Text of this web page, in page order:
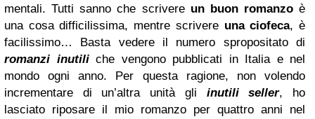
mentali. Tutti sanno che scrivere un buon romanzoè
una cosa difficilissima, mentre scrivere una ciofeca, è
facilissimo… Basta vedere il numero spropositato di
romanzi inutiliche vengono pubblicati in Italia e nel
mondo ogni anno. Per questa ragione, non volendo
incrementare di un’altra unità gli inutili seller, ho
lasciato riposare il mio romanzo per quattro anni nel